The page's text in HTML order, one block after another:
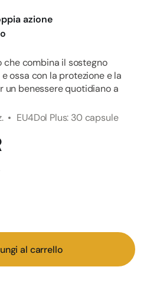
azione
combina il sostegno
ossa con la protezione e la
un benessere quotidiano a
EU4Dol Plus: 30 capsule
al carrello